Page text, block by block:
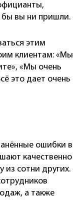
бы вы ни пришли.
этим
клиентам: «Мы
«Мы очень
это дает очень
ошибки в
качественно
из сотни других.
а также